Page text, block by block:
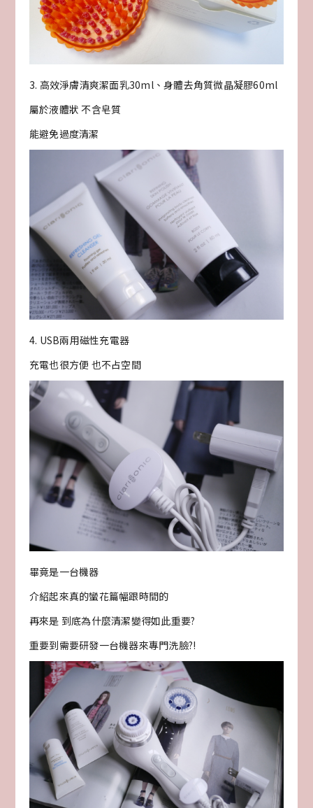
3. 高效淨膚清爽潔面乳30ml、身體去角質微晶凝膠60ml
屬於液體狀 不含皂質
能避免過度清潔
4. USB兩用磁性充電器
充電也很方便 也不占空間
畢竟是一台機器
介紹起來真的蠻花篇幅跟時間的
再來是 到底為什麼清潔變得如此重要?
重要到需要研發一台機器來專門洗臉?!